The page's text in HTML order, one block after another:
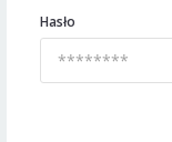
Hasło